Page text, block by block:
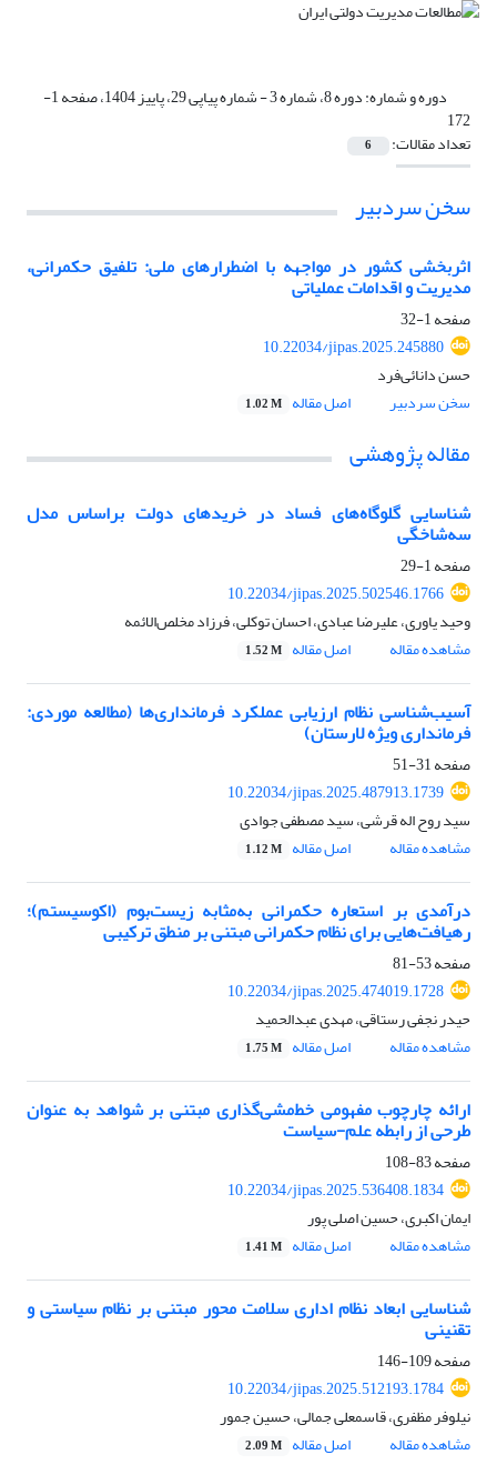
دوره و شماره: دوره 8، شماره 3 - شماره پیاپی 29، پاییز 1404، صفحه 1-
172
تعداد مقالات: 6
سخن سردبیر
اثربخشی کشور در مواجهه با اضطرارهای ملی: تلفیق حکمرانی،
مدیریت و اقدامات عملیاتی
صفحه1-32
10.22034/jipas.2025.245880
حسن دانائی‌فرد
سخن سردبیر
اصل مقاله 1.02 M
مقاله پژوهشی
شناسایی گلوگاه‌های فساد در خریدهای دولت براساس مدل
سه‌شاخگی
صفحه1-29
10.22034/jipas.2025.502546.1766
وحید یاوری، علیرضا عبادی، احسان توکلی، فرزاد مخلص‌الائمه
مشاهده مقاله
اصل مقاله 1.52 M
آسیب‌شناسی نظام ارزیابی عملکرد فرمانداری‌ها (مطالعه موردی:
فرمانداری ویژه لارستان)
صفحه31-51
10.22034/jipas.2025.487913.1739
سید روح اله قرشی، سید مصطفی جوادی
مشاهده مقاله
اصل مقاله 1.12 M
درآمدی بر استعاره حکمرانی به‌مثابه زیست‌بوم (اکوسیستم)؛
رهیافت‌هایی برای نظام حکمرانی مبتنی بر منطق ترکیبی
صفحه53-81
10.22034/jipas.2025.474019.1728
حیدر نجفی رستاقی، مهدی عبدالحمید
مشاهده مقاله
اصل مقاله 1.75 M
ارائه چارچوب مفهومی خط‌مشی‌گذاری مبتنی بر شواهد به عنوان
طرحی از رابطه علم-سیاست
صفحه83-108
10.22034/jipas.2025.536408.1834
ایمان اکبری، حسین اصلی پور
مشاهده مقاله
اصل مقاله 1.41 M
شناسایی ابعاد نظام اداری سلامت محور مبتنی بر نظام سیاستی و
تقنینی
صفحه109-146
10.22034/jipas.2025.512193.1784
نیلوفر مظفری، قاسمعلی جمالی، حسین جمور
مشاهده مقاله
اصل مقاله 2.09 M